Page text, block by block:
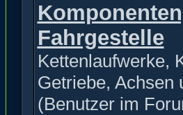
Fahrgestelle
Kettenlaufwerke,
Getriebe, Achsen
(Benutzer im